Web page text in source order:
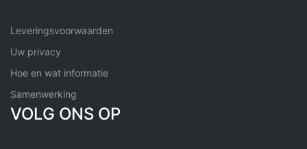
Leveringsvoorwaarden
Uw privacy
Hoe en wat informatie
Samenwerking
VOLG ONS OP